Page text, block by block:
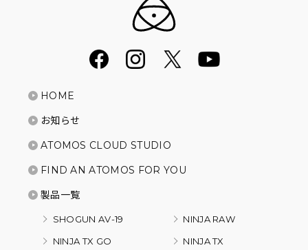
HOME
お知らせ
ATOMOS CLOUD STUDIO
FIND AN ATOMOS FOR YOU
製品一覧
SHOGUN AV-19 NINJA RAW
NINJA TX GO NINJA TX